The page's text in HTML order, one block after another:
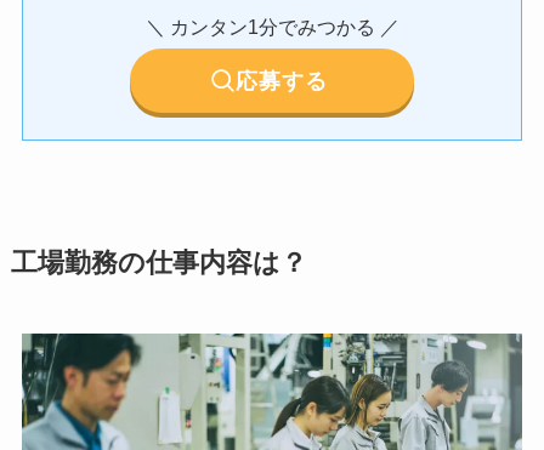
＼ カンタン1分でみつかる ／
応募する
工場勤務の仕事内容は？